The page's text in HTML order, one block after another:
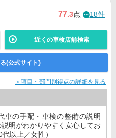
77.3点 18件
近くの車検店舗検索
(公式サイト)
＞項目・部門別得点の詳細を見る
車の手配・車検の整備の説明
明がわかりやすく安心してお
以上／女性）